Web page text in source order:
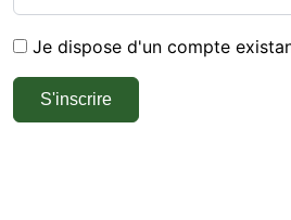
Je dispose d'un compte
S'inscrire